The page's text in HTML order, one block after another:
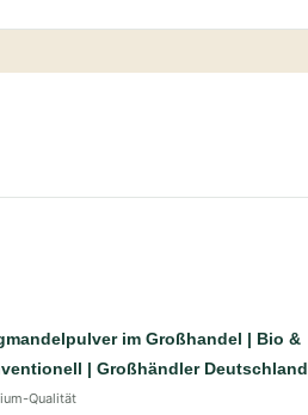
im Großhandel | Bio &
| Großhändler Deutschland
Qualität